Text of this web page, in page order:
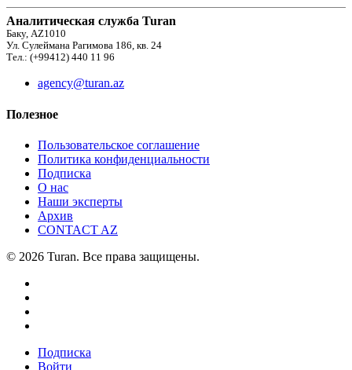
Аналитическая служба Turan
Баку, AZ1010
Ул. Сулеймана Рагимова 186, кв. 24
Тел.: (+99412) 440 11 96
agency@turan.az
Полезное
Пользовательское соглашение
Политика конфиденциальности
Подписка
О нас
Наши эксперты
Архив
CONTACT AZ
© 2026 Turan. Все права защищены.
Подписка
Войти